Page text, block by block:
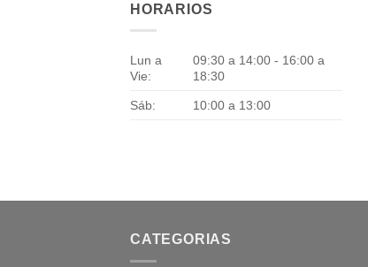
HORARIOS
Lun a
Vie:
09:30 a 14:00 - 16:00 a
18:30
Sáb: 10:00 a 13:00
CATEGORIAS